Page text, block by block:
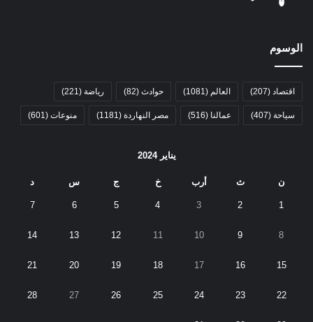
الوسوم
اقتصاد (207) العالم (1081) حوادث (82) رياضة (221)
سياحة (407) عمالنا (516) مصر النهاردة (1181) منوعات (601)
يناير 2024
ن ث أرب خ ج س د
1
2
3
4
5
6
7
8
9
10
11
12
13
14
15
16
17
18
19
20
21
22
23
24
25
26
27
28